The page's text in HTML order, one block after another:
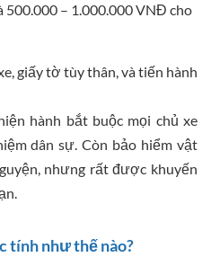
– 1.000.000 VNĐ cho
giấy tờ tùy thân, và tiến hành
hành bắt buộc mọi chủ xe
dân sự. Còn bảo hiểm vật
nhưng rất được khuyến
tính như thế nào?